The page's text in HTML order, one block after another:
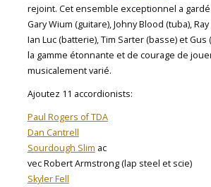
rejoint. Cet ensemble exceptionnel a gardé
Gary Wium (guitare), Johny Blood (tuba),
Ian Luc (batterie), Tim Sarter (basse) et Gus
la gamme étonnante et de courage de
musicalement varié.
Ajoutez 11 accordionists:
Paul Rogers of TDA
Dan Cantrell
Sourdough Slim ac
vec Robert Armstrong (lap steel et scie)
Skyler Fell